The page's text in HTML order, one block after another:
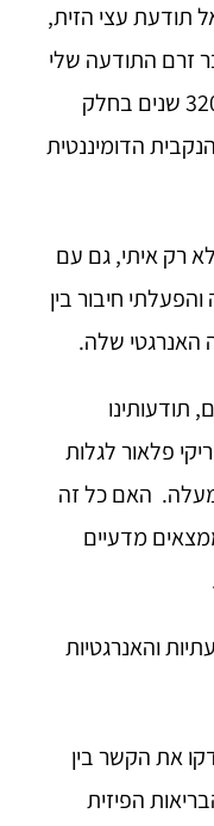
תודעת עצי הזית,
זרם התודעה שלי
עם זרם התודעה של עץ זית בן 3200 שנים בחלק
הדומיננטית
רק איתי, גם עם
חיבור בין
האנרגטי שלה.
תודעותינו
פלאור לגלות
האם כל זה
מדעיים
והאנרגטיות
את הקשר בין
הפיזית